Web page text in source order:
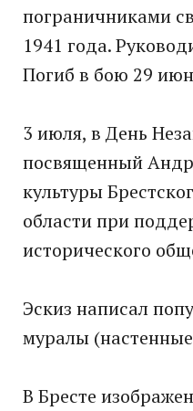
пограничниками
1941 года.
Погиб в бою 29
3 июля, в День
посвященный
культуры
области при
исторического
Эскиз написал
муралы
В Бресте